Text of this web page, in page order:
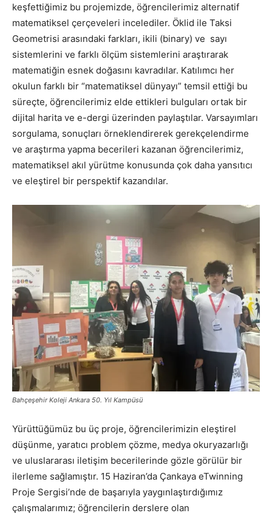
keşfettiğimiz bu projemizde, öğrencilerimiz alternatif
matematiksel çerçeveleri incelediler. Öklid ile Taksi
Geometrisi arasındaki farkları, ikili (binary) ve sayı
sistemlerini ve farklı ölçüm sistemlerini araştırarak
matematiğin esnek doğasını kavradılar. Katılımcı her
okulun farklı bir “matematiksel dünyayı” temsil ettiği bu
süreçte, öğrencilerimiz elde ettikleri bulguları ortak bir
dijital harita ve e-dergi üzerinden paylaştılar. Varsayımları
sorgulama, sonuçları örneklendirerek gerekçelendirme
ve araştırma yapma becerileri kazanan öğrencilerimiz,
matematiksel akıl yürütme konusunda çok daha yansıtıcı
ve eleştirel bir perspektif kazandılar.
Bahçeşehir Koleji Ankara 50. Yıl Kampüsü
Yürüttüğümüz bu üç proje, öğrencilerimizin eleştirel
düşünme, yaratıcı problem çözme, medya okuryazarlığı
ve uluslararası iletişim becerilerinde gözle görülür bir
ilerleme sağlamıştır. 15 Haziran’da Çankaya eTwinning
Proje Sergisi’nde de başarıyla yaygınlaştırdığımız
çalışmalarımız; öğrencilerin derslere olan